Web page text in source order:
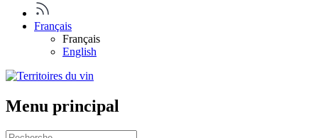
Français
Français
English
Menu principal